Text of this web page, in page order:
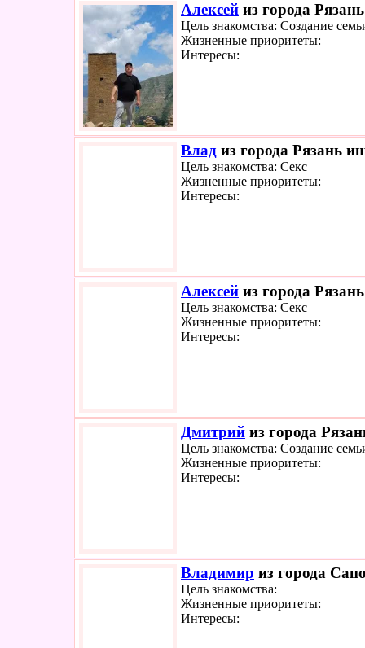
Алексей из города
Цель знакомства: Создание
Жизненные приоритеты:
Интересы:
Влад из города Рязань
Цель знакомства: Секс
Жизненные приоритеты:
Интересы:
Алексей из города
Цель знакомства: Секс
Жизненные приоритеты:
Интересы:
Дмитрий из города
Цель знакомства: Создание
Жизненные приоритеты:
Интересы:
Владимир из города
Цель знакомства:
Жизненные приоритеты:
Интересы: